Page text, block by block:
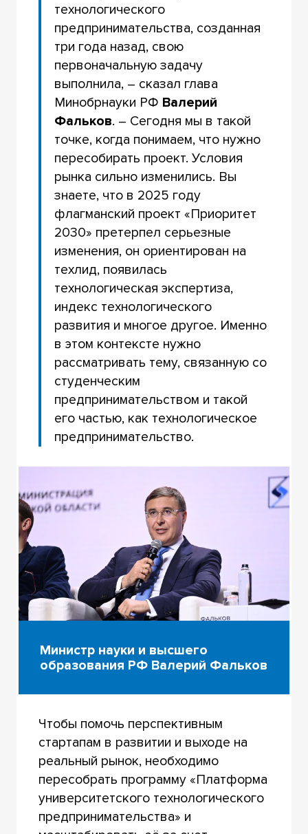
технологического
предпринимательства, созданная
три года назад, свою
первоначальную задачу
выполнила, – сказал глава
Минобрнауки РФ Валерий
Фальков. – Сегодня мы в такой
точке, когда понимаем, что нужно
пересобирать проект. Условия
рынка сильно изменились. Вы
знаете, что в 2025 году
флагманский проект «Приоритет
2030» претерпел серьезные
изменения, он ориентирован на
техлид, появилась
технологическая экспертиза,
индекс технологического
развития и многое другое. Именно
в этом контексте нужно
рассматривать тему, связанную со
студенческим
предпринимательством и такой
его частью, как технологическое
предпринимательство.
Министр науки и высшего
образования РФ Валерий Фальков
Чтобы помочь перспективным
стартапам в развитии и выходе на
реальный рынок, необходимо
пересобрать программу «Платформа
университетского технологического
предпринимательства» и